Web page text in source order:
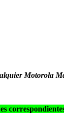
Motorola